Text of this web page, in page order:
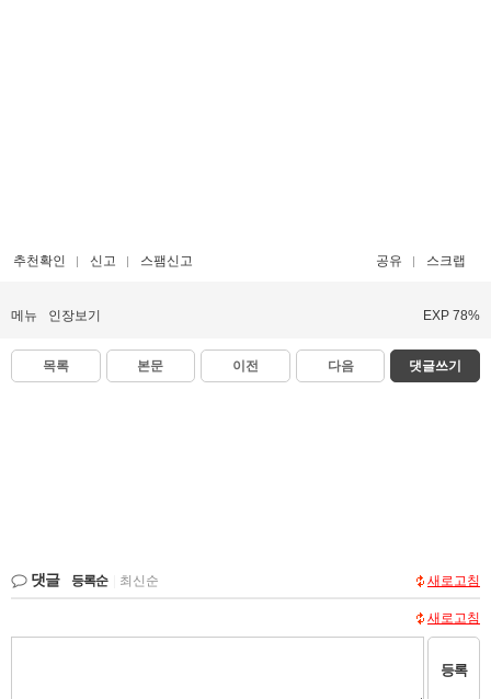
추천확인 신고 스팸신고 공유 스크랩
메뉴 인장보기 EXP 78%
목록 본문 이전 다음 댓글쓰기
댓글 등록순 최신순 새로고침
새로고침
등록